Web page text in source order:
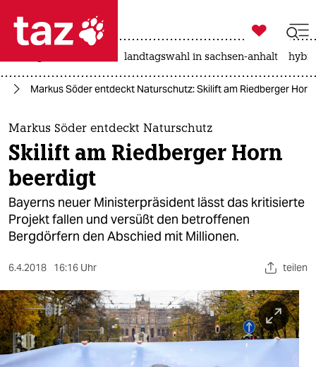
 taz zahl ich
taz zahl ich
themen
politik
öko
gesellschaft
sport
berlin
nord

taz zahl ich
landtagswahl in sachsen-anhalt
Markus Söder entdeckt Naturschutz: Skilift am Riedberger
Markus Söder entdeckt Naturschutz
Skilift am Riedberger Horn
beerdigt
Bayerns neuer Ministerpräsident lässt das kritisierte
Projekt fallen und versüßt den betroffenen
Bergdörfern den Abschied mit Millionen.
6.4.2018 16:16 Uhr teilen